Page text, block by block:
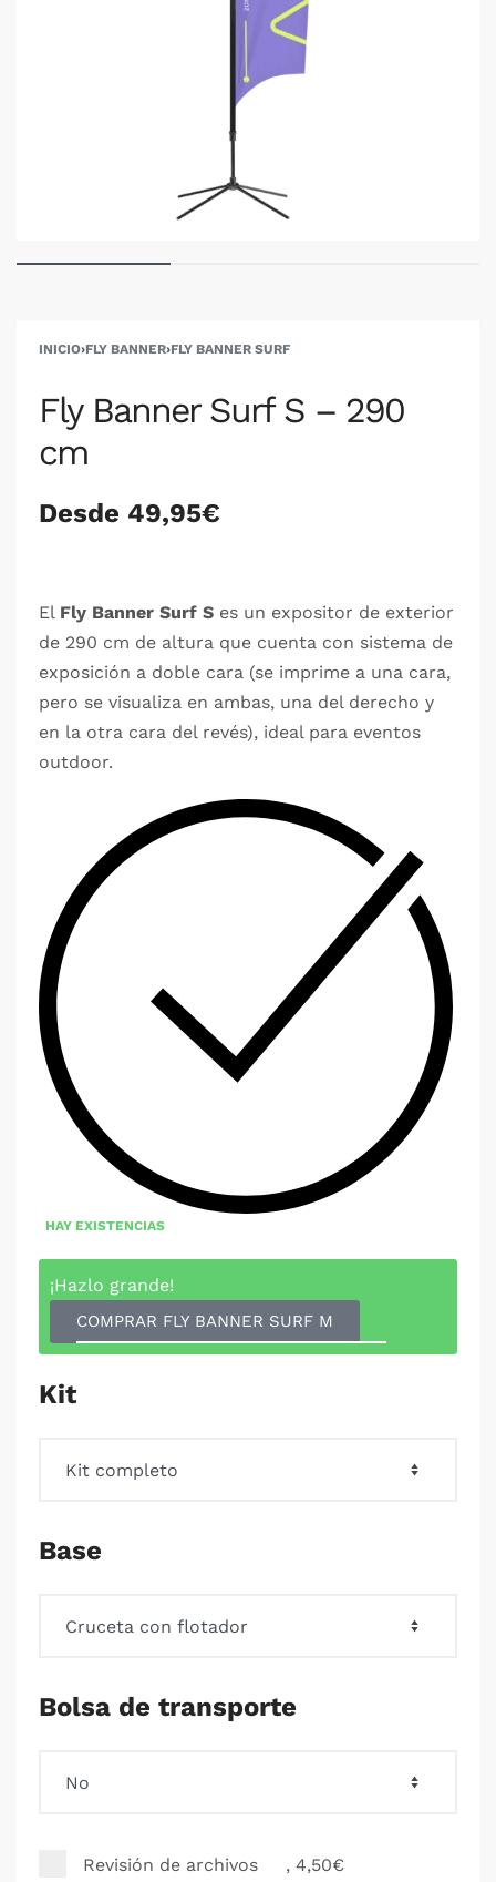
INICIO›FLY BANNER›FLY BANNER SURF
Fly Banner Surf S – 290
cm
Desde 49,95€
El Fly Banner Surf S es un expositor de exterior
de 290 cm de altura que cuenta con sistema de
exposición a doble cara (se imprime a una cara,
pero se visualiza en ambas, una del derecho y
en la otra cara del revés), ideal para eventos
outdoor.
HAY EXISTENCIAS
¡Hazlo grande!
COMPRAR FLY BANNER SURF M
Kit
Base
Bolsa de transporte
Revisión de archivos , 4,50€